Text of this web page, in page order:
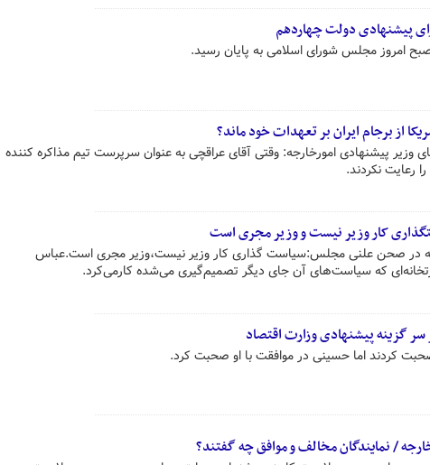
پیشنهادی دولت چهاردهم
امروز مجلس شورای اسلامی به پایان رسید.
از برجام ایران بر تعهدات خود ماند؟
پیشنهادی امورخارجه: وقتی آقای عراقچی به عنوان سرپرست تیم مذاکره کننده
رعایت نکردند.
کار وزیر نیست و وزیر مجری است
در صحن علنی مجلس:سیاست گذاری کار وزیر نیست،وزیر مجری است.عباس
که سیاست‌های آن جای دیگر تصمیم‌گیری می‌شده کارمی‌کرد.
گزینه پیشنهادی وزارت اقتصاد
کردند اما حسینی در موافقت با او صحبت کرد.
/ نمایندگان مخالف و موافق چه گفتند؟